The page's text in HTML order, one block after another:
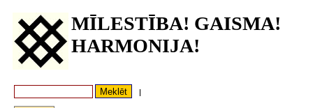
MĪLESTĪBA! GAISMA!
HARMONIJA!
|